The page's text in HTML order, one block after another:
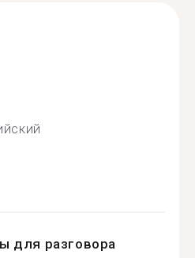
для разговора